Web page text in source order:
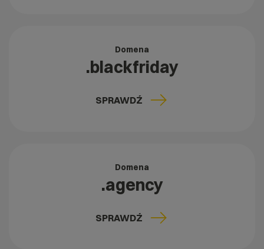
Domena
.blackfriday
SPRAWDŹ
Domena
.agency
SPRAWDŹ